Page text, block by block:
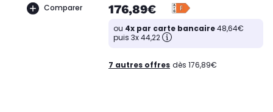
Comparer 176,89€
ou 4x par carte bancaire48,64€
puis 3x 44,22
7 autres offres dès 176,89€